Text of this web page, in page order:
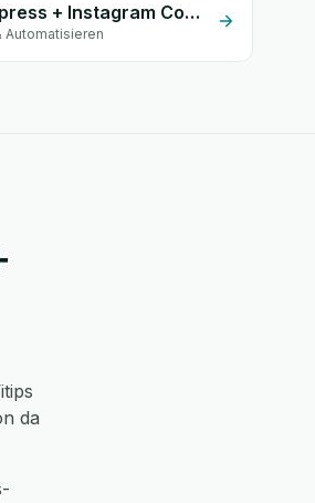
Vitips Express + Instagram Comment
Automatisieren
da